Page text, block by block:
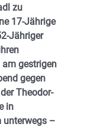
zu
17-Jährige
Jähriger
am gestrigen
gegen
Theodor-
in
unterwegs –